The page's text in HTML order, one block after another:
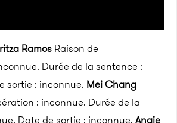
Ramos Raison de
Durée de la sentence :
sortie : inconnue. Mei Chang
: inconnue. Durée de la
Date de sortie : inconnue. Angie